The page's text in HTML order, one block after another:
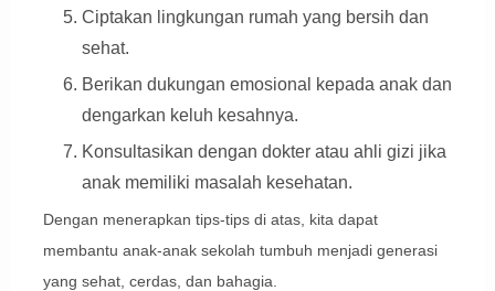
Ciptakan lingkungan rumah yang bersih dan
sehat.
Berikan dukungan emosional kepada anak dan
dengarkan keluh kesahnya.
Konsultasikan dengan dokter atau ahli gizi jika
anak memiliki masalah kesehatan.
Dengan menerapkan tips-tips di atas, kita dapat
membantu anak-anak sekolah tumbuh menjadi generasi
yang sehat, cerdas, dan bahagia.